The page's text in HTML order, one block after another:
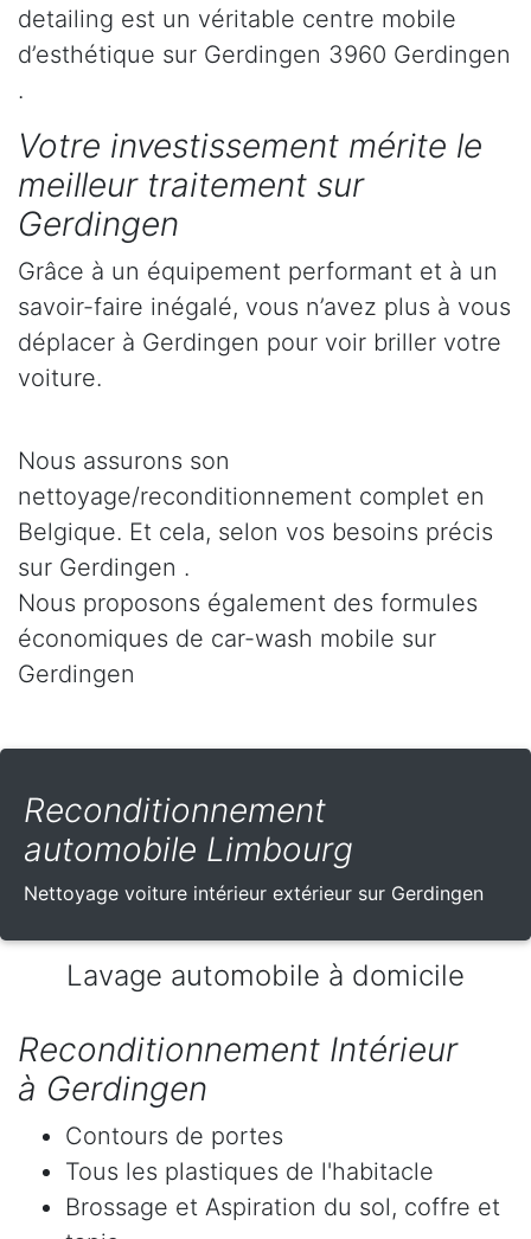
detailing est un véritable centre mobile
d’esthétique sur Gerdingen 3960 Gerdingen
.
Votre investissement mérite le
meilleur traitement sur
Gerdingen
Grâce à un équipement performant et à un
savoir-faire inégalé, vous n’avez plus à vous
déplacer à Gerdingen pour voir briller votre
voiture.
Nous assurons son
nettoyage/reconditionnement complet en
Belgique. Et cela, selon vos besoins précis
sur Gerdingen .
Nous proposons également des formules
économiques de car-wash mobile sur
Gerdingen
Reconditionnement
automobile Limbourg
Nettoyage voiture intérieur extérieur sur Gerdingen
Lavage automobile à domicile
Reconditionnement Intérieur
à Gerdingen
Contours de portes
Tous les plastiques de l'habitacle
Brossage et Aspiration du sol, coffre et